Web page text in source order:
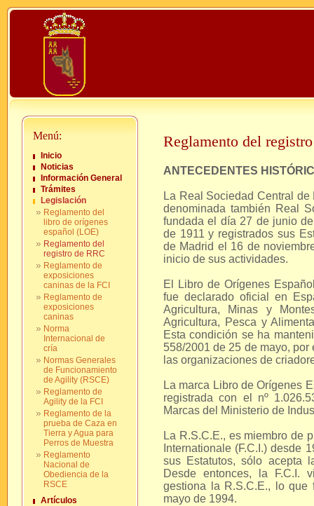
Menú:
Inicio
Noticias
Información General
Trámites
Legislación
Reglamento del
libro de orígenes
español (LOE)
Reglamento del
registro de RRC
Reglamento de
exposiciones
caninas de la FCI
Reglamento de
exposiciones
caninas
Norma
Internacional de
cría
Normas Generales
de Funcionamiento
de Agility (RSCE)
Reglamento de
Agility de la FCI
Reglamento de la
prueba de Caza en
Tierra y Agua para
Perros de Muestra
Reglamento
Nacional de
Obediencia de la
RSCE
Artículos
Reglamento del
ANTECEDENTES
La Real Sociedad Central
denominada también Real
fundada el día 27 de junio
de 1911 y registrados sus
de Madrid el 16 de
inicio de sus actividades.
El Libro de Orígenes
fue declarado oficial en
Agricultura, Minas y
Agricultura, Pesca y
Esta condición se ha
558/2001 de 25 de mayo,
las organizaciones de
La marca Libro de Orígenes
registrada con el nº
Marcas del Ministerio de
La R.S.C.E., es miembro de
Internationale (F.C.I.) desde
sus Estatutos, sólo acepta
Desde entonces, la F.C.I.
gestiona la R.S.C.E., lo que
mayo de 1994.